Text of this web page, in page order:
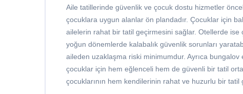
Aile tatillerinde güvenlik ve çocuk dostu hizmetler
çocuklara uygun alanlar ön plandadır. Çocuklar için
ailelerin rahat bir tatil geçirmesini sağlar. Otellerde ise
yoğun dönemlerde kalabalık güvenlik sorunları
aileden uzaklaşma riski minimumdur. Ayrıca
çocuklar için hem eğlenceli hem de güvenli bir tatil
çocuklarının hem kendilerinin rahat ve huzurlu bir tatil